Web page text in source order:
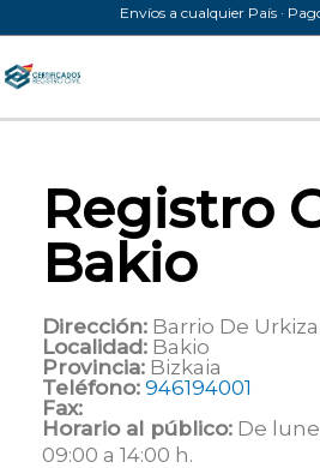
al
contenido
Envíos a cualquier País ·
Registro
Bakio
Dirección: Barrio De
Localidad: Bakio
Provincia: Bizkaia
Teléfono: 946194001
Fax:
Horario al público: De
09:00 a 14:00 h.